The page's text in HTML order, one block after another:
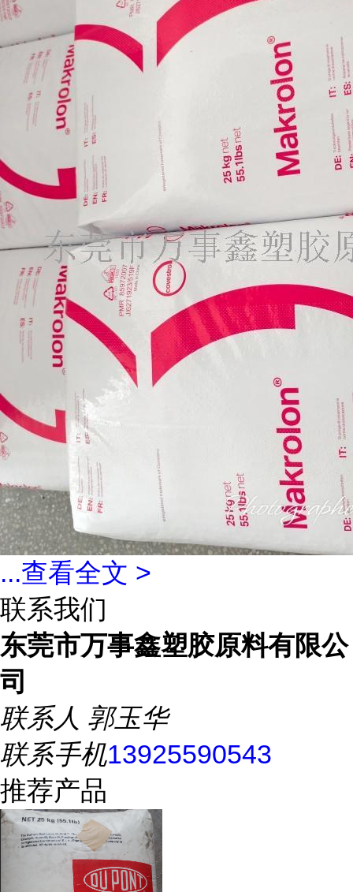
...查看全文 >
联系我们
东莞市万事鑫塑胶原料有限公
司
联系人 郭玉华
联系手机13925590543
推荐产品